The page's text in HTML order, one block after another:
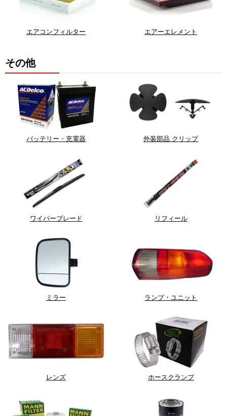
エアコンフィルター エアーエレメント
その他
バッテリー・充電器 外装部品 クリップ
ワイパーブレード リフィール
ミラー ランプ・ユニット
レンズ ホースクランプ